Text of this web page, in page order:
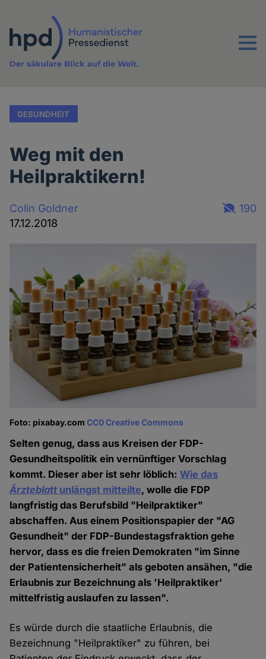
Inhalt
Menu
Der säkulare Blick auf die Welt.
GESUNDHEIT
Weg mit den
Heilpraktikern!
Colin Goldner
17.12.2018
190
Foto: pixabay.comCC0 Creative Commons
Selten genug, dass aus Kreisen der FDP-
Gesundheitspolitik ein vernünftiger Vorschlag
kommt. Dieser aber ist sehr löblich:Wie das
Ärzteblatt unlängst mitteilte, wolle die FDP
langfristig das Berufsbild "Heilpraktiker"
abschaffen. Aus einem Positionspapier der "AG
Gesundheit" der FDP-Bundestagsfraktion gehe
hervor, dass es die freien Demokraten "im Sinne
der Patientensicherheit" als geboten ansähen, "die
Erlaubnis zur Bezeichnung als 'Heilpraktiker'
mittelfristig auslaufen zu lassen".
Es würde durch die staatliche Erlaubnis, die
Bezeichnung "Heilpraktiker" zu führen, bei